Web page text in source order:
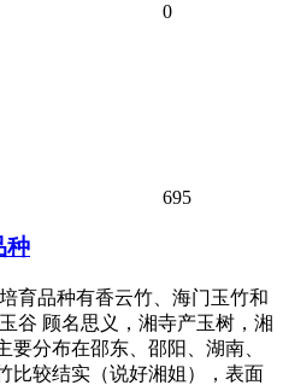
0
695
种
育品种有香云竹、海门玉竹和
谷 顾名思义，湘寺产玉树，湘
要分布在邵东、邵阳、湖南、
比较结实（说好湘姐），表面